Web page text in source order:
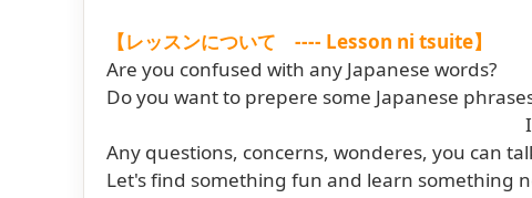
【レッスンについて ---- Lesson ni tsuite】
Are you confused with any Japanese words?
Do you want to prepere some Japanese
Any questions, concerns, wonderes, you can
Let's find something fun and learn something